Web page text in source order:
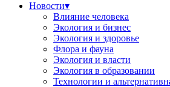
Новости▾
Влияние человека
Экология и бизнес
Экология и здоровье
Флора и фауна
Экология и власти
Экология в образовании
Технологии и